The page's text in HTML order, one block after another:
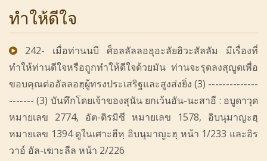
ทำให้ดีใจ
242- เมื่อท่านนบี ศ็อลลัลลอฮุอะลัยฮิวะสัลลัม มีเรื่องที่
ทำให้ท่านดีใจหรือถูกทำให้ดีใจด้วยมัน ท่านจะรุดลงสุญูดเพื่อ
ขอบคุณต่ออัลลอฮฺผู้ทรงประเสริฐและสูงส่งยิ่ง (3) --------------
------- (3) บันทึกโดยเจ้าของสุนัน ยกเว้นอัน-นะสาอี : อบูดาวุด
หมายเลข 2774, อัต-ติรมิซี หมายเลข 1578, อิบนุมาญะฮฺ
หมายเลข 1394 ดูในเศาะฮีหฺ อิบนุมาญะฮฺ หน้า 1/233 และอิร
วาอ์ อัล-เฆาะลีล หน้า 2/226